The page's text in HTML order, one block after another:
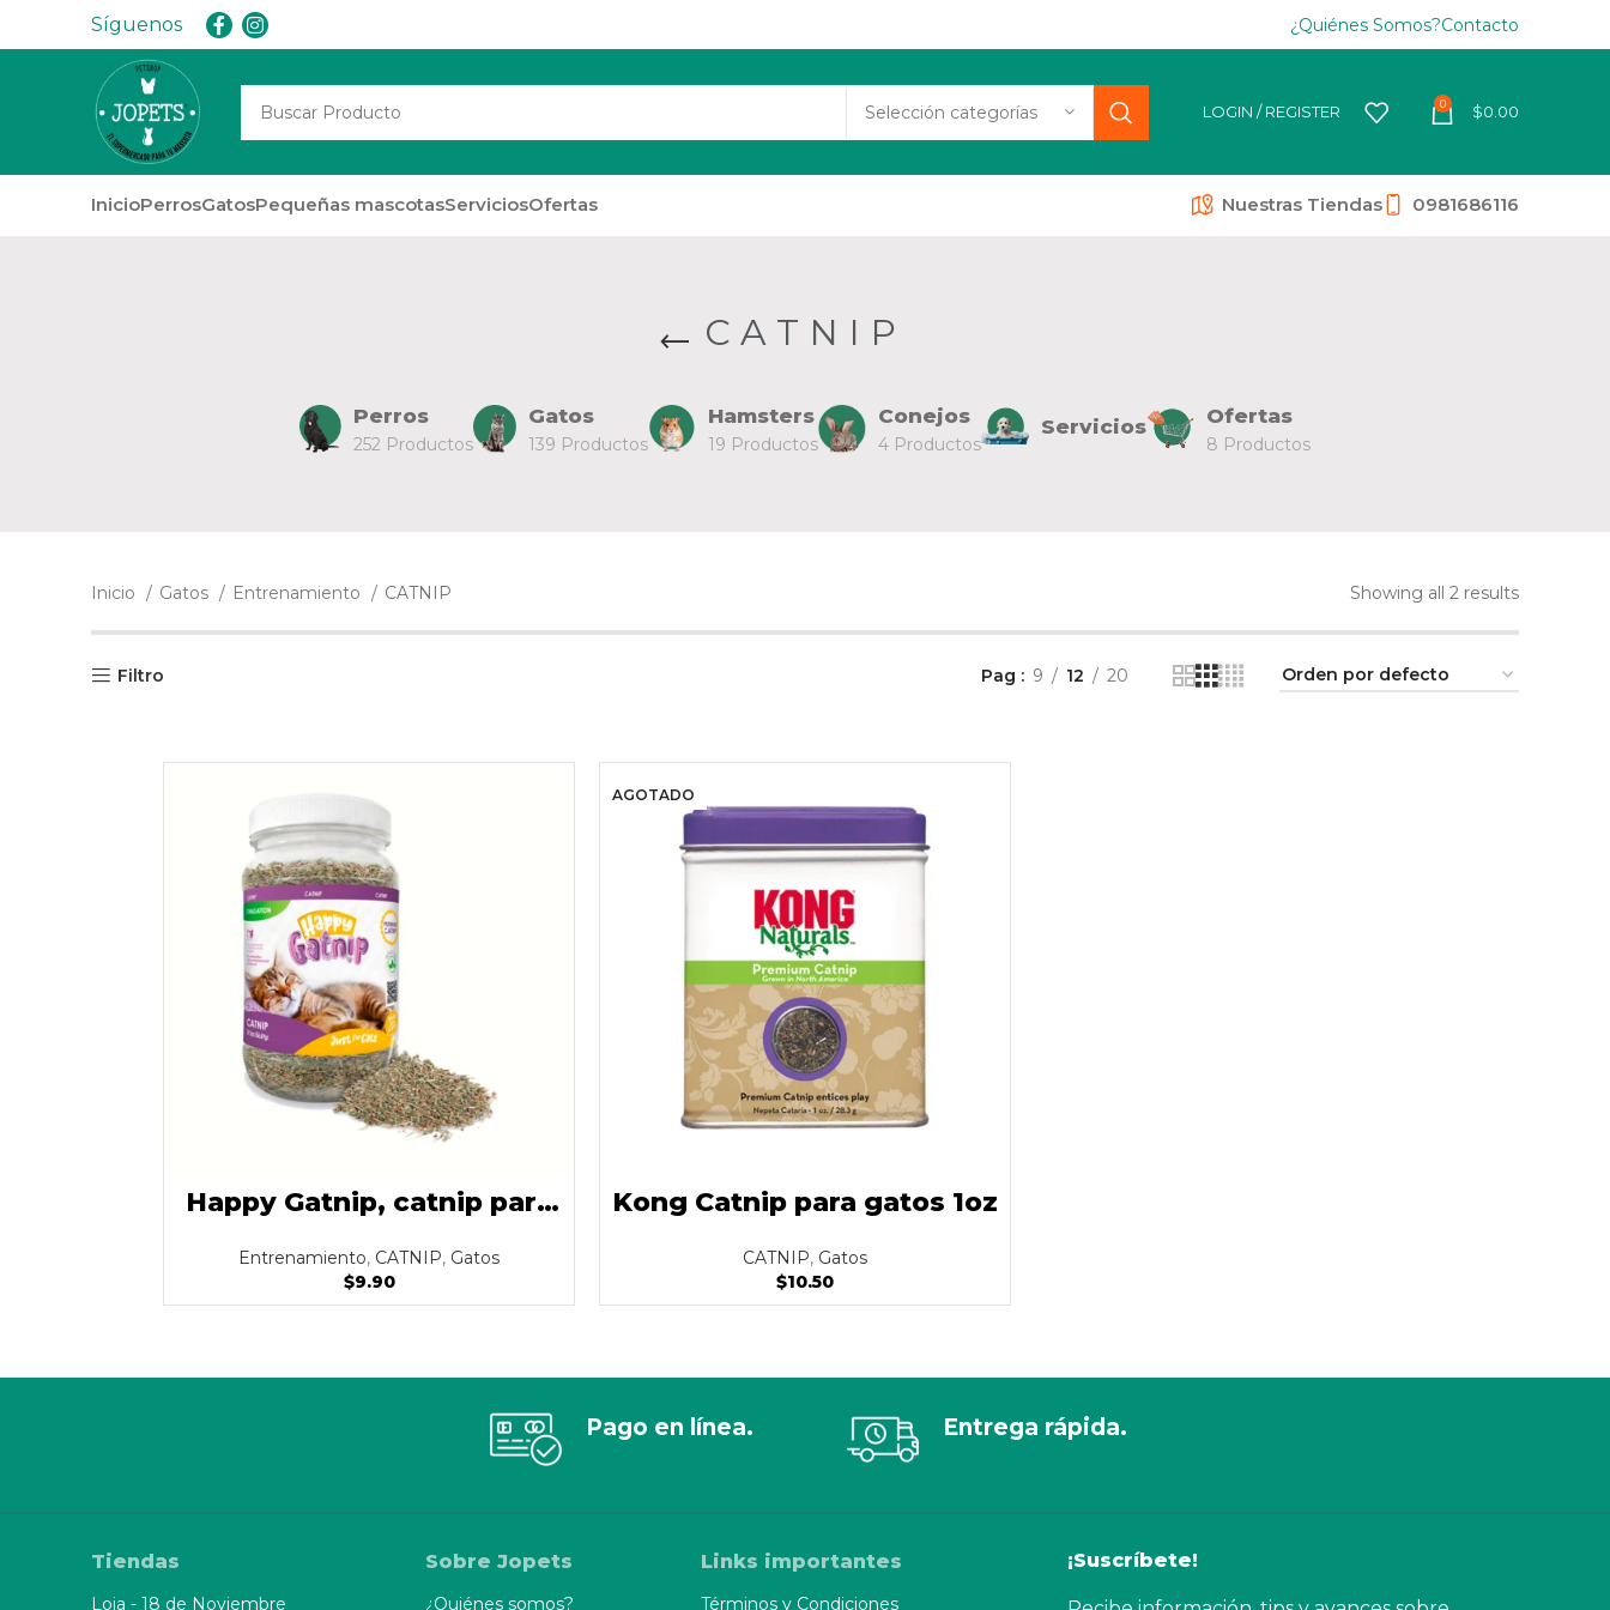
Síguenos ¿Quiénes Somos?Contacto
Selección categorías LOGIN / REGISTER 0 $0.00
InicioPerrosGatosPequeñas mascotasServiciosOfertas Nuestras Tiendas 0981686116
CATNIP
Perros
252 Productos
Gatos
139 Productos
Hamsters
19 Productos
Conejos
4 Productos
Servicios Ofertas
8 Productos
Inicio Gatos Entrenamiento CATNIP Showing all 2 results
Filtro Pag 9 12 20
Happy Gatnip, catnip para
Entrenamiento, CATNIP, Gatos
$9.90
AGOTADO
Kong Catnip para gatos 1oz
CATNIP, Gatos
$10.50
Pago en línea. Entrega rápida.
Tiendas
Loja - 18 de Noviembre
Sobre Jopets
¿Quiénes somos?
Links importantes
Términos y Condiciones
¡Suscríbete!